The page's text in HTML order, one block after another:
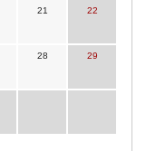
21 22
28 29